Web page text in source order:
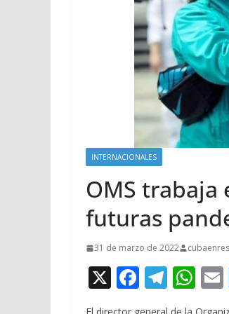
INTERNACIONALES
OMS
futuras
31 de marzo de 2022
X F T
el
W